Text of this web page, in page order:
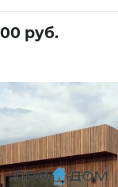
руб.